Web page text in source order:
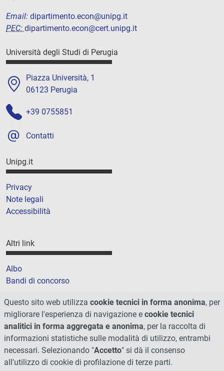
Email: dipartimento.econ@unipg.it
PEC: dipartimento.econ@cert.unipg.it
Università degli Studi di Perugia
Piazza Università, 1
06123 Perugia
+39 0755851
Contatti
Unipg.it
Privacy
Note legali
Accessibilità
Altri link
Albo
Bandi di concorso
Amministrazione trasparente
Cookie
Mappa del sito
Questo sito web utilizza cookie tecnici in forma anonima, per
migliorare l'esperienza di navigazione e cookie tecnici
analitici in forma aggregata e anonima, per la raccolta di
informazioni statistiche sulle modalità di utilizzo, entrambi
necessari. Selezionando "Accetto" si dà il consenso
all'utilizzo di cookie di profilazione di terze parti.